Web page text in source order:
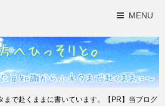
MENU
まで赴くままに書いています。【PR】当ブログ